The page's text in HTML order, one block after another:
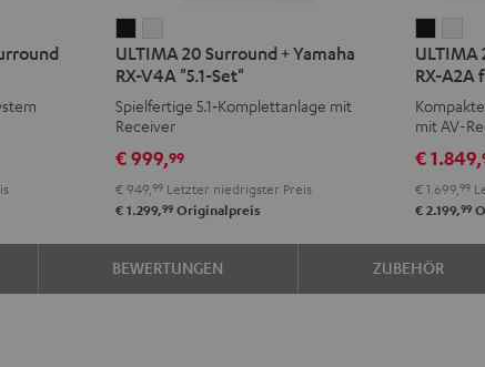
20
Surround
+
Yamaha
RX-
V4A
"5.1-
Set"
Schwarz
20
Surround
+
Yamaha
RX-
V4A
"5.1-
Set"
Weiß
ULTIMA 20 Surround + Yamaha
RX-V4A "5.1-Set"
Spielfertige 5.1‑Komplettanlage mit
Receiver
€ 999,99
€ 949, 99Letzter niedrigster Preis
€ 1.299,99Originalpreis
20
+
RX-
A2A
für
Dolby
20
+
RX-
für
ULTIMA
RX-A2A
mit AV-
€ 1.849,
€ 1.699,99
€ 2.199,99
BEWERTUNGEN ZUBEHÖR